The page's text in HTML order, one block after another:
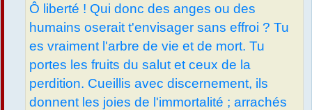
Ô liberté ! Qui donc des anges ou des
humains oserait t'envisager sans effroi ? Tu
es vraiment l'arbre de vie et de mort. Tu
portes les fruits du salut et ceux de la
perdition. Cueillis avec discernement, ils
donnent les joies de l'immortalité ; arrachés